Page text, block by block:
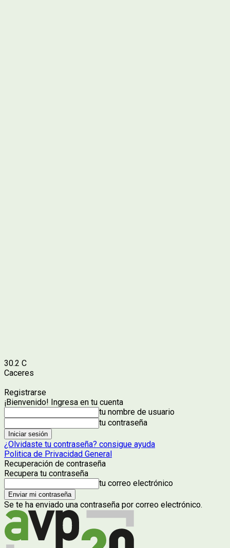
30.2 C
Caceres
Registrarse
¡Bienvenido! Ingresa en tu cuenta
tu nombre de usuario
tu contraseña
¿Olvidaste tu contraseña? consigue ayuda
Politica de Privacidad General
Recuperación de contraseña
Recupera tu contraseña
tu correo electrónico
Se te ha enviado una contraseña por correo electrónico.